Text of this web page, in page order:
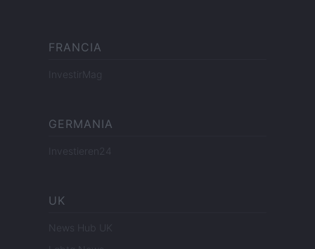
FRANCIA
InvestirMag
GERMANIA
Investieren24
UK
News Hub UK